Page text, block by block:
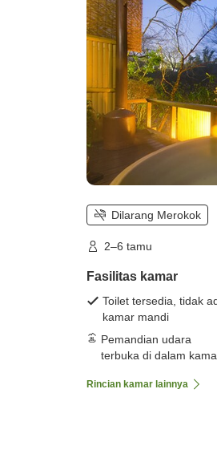
Dilarang Merokok
2–6 tamu
Fasilitas kamar
Toilet tersedia, tidak
kamar mandi
Pemandian udara
terbuka di dalam
Rincian kamar lainnya